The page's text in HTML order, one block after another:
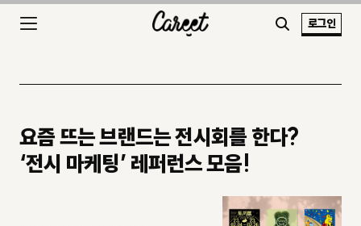
로그인
요즘 뜨는 브랜드는 전시회를 한다?
‘전시 마케팅’ 레퍼런스 모음!